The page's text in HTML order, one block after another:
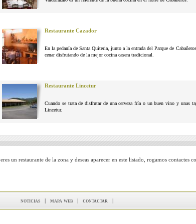
Restaurante Cazador
En la pedanía de Santa Quiteria, junto a la entrada del Parque de
cenar disfrutando de la mejor cocina casera tradicional.
Restaurante Lincetur
Cuando se trata de disfrutar de una cerveza fría o un buen vino y unas
Lincetur.
un restaurante de la zona y deseas aparecer en este listado, rogamos contactes
noticias | mapa web | contactar |